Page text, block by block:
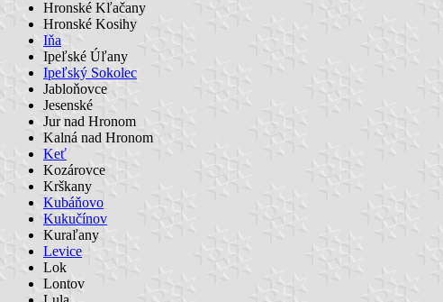
Hronské Kľačany
Hronské Kosihy
Iňa
Ipeľské Úľany
Ipeľský Sokolec
Jabloňovce
Jesenské
Jur nad Hronom
Kalná nad Hronom
Keť
Kozárovce
Krškany
Kubáňovo
Kukučínov
Kuraľany
Levice
Lok
Lontov